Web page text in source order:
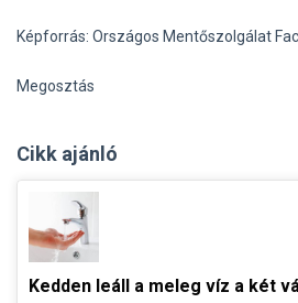
Képforrás: Országos Mentőszolgálat
Megosztás
Cikk ajánló
Kedden leáll a meleg víz a két